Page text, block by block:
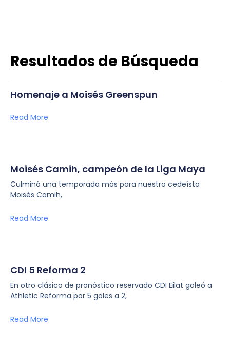
Resultados de Búsqueda
Homenaje a Moisés Greenspun
Read More
Moisés Camih, campeón de la Liga Maya
Culminó una temporada más para nuestro cedeísta
Moisés Camih,
Read More
CDI 5 Reforma 2
En otro clásico de pronóstico reservado CDI Eilat goleó a
Athletic Reforma por 5 goles a 2,
Read More